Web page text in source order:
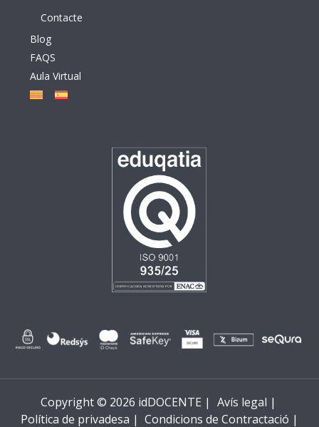
Contacte
Blog
FAQS
Aula Virtual
Copyright © 2026 idDOCENTE | Avís legal |
Política de privadesa | Condicions de Contractació |